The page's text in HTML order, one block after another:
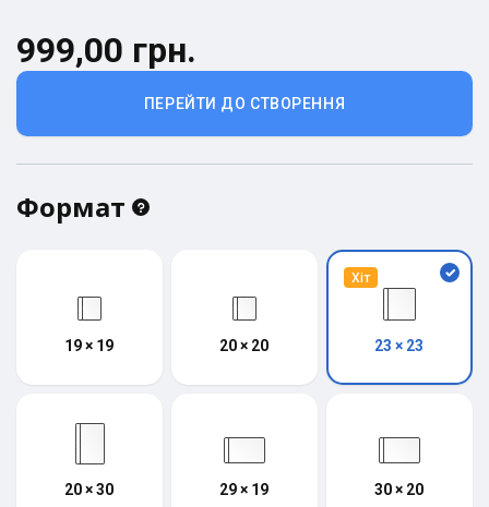
ПЕРЕЙТИ ДО СТВОРЕННЯ
999,00 грн.
Формат
19 × 19 20 × 20
Хіт
23 × 23
20 × 30 29 × 19 30 × 20